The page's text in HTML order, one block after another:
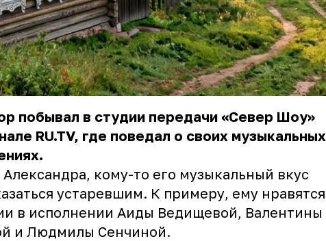
побывал в студии передачи «Север Шоу»
RU.TV, где поведал о своих музыкальных
кому-то его музыкальный вкус
устаревшим. К примеру, ему нравятся
в исполнении Аиды Ведищевой, Валентины
и Людмилы Сенчиной.